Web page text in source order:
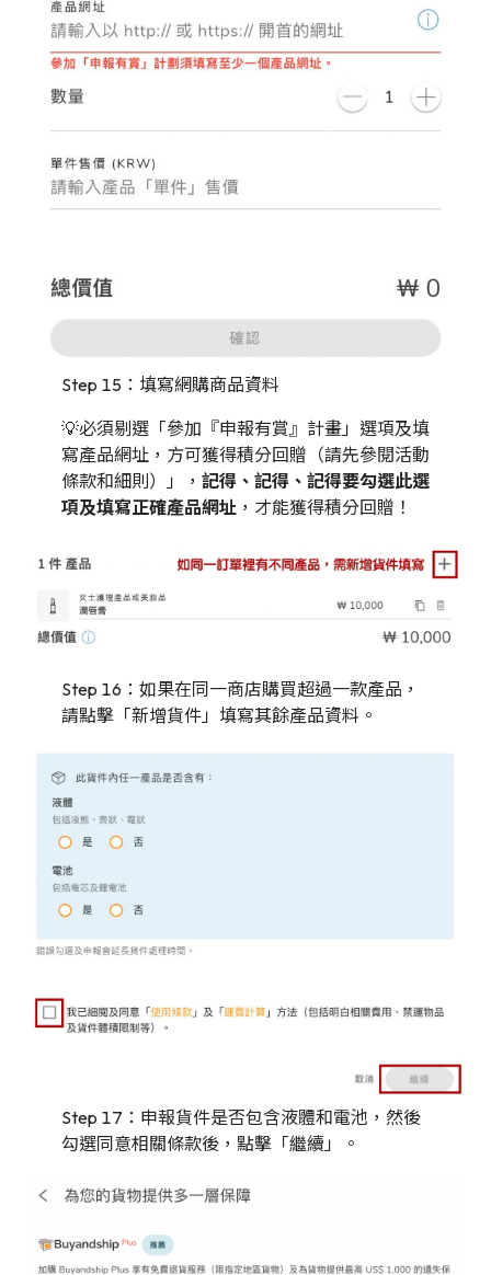
Step 15：填寫網購商品資料
💡必須剔選「參加『申報有賞』計畫」選項及填
寫產品網址，方可獲得積分回贈（請先參閱活動
條款和細則）」， 記得、記得、記得要勾選此選
項及填寫正確產品網址 ，才能獲得積分回贈！
Step 16：如果在同一商店購買超過一款產品，
請點擊「新增貨件」填寫其餘產品資料。
Step 17：申報貨件是否包含液體和電池，然後
勾選同意相關條款後，點擊「繼續」。